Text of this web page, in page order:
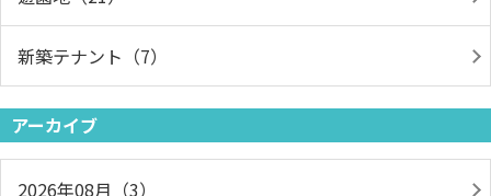
新築テナント（7）
アーカイブ
2026年08月（3）